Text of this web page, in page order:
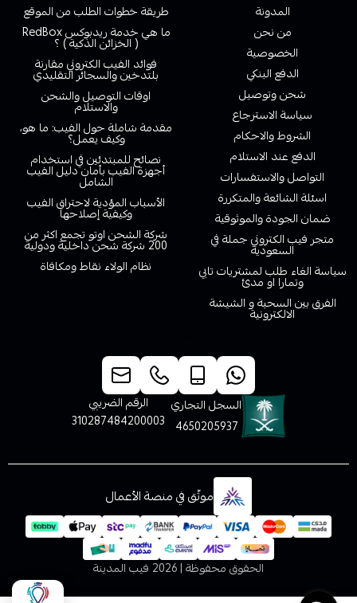
المدونة
من نحن
الخصوصية
الدفع البنكي
شحن وتوصيل
سياسة الاسترجاع
الشروط والاحكام
الدفع عند الاستلام
التواصل والاستفسارات
اسئلة الشائعة والمتكررة
ضمان الجودة والموثوقية
متجر فيب الكتروني جملة في
السعودية
سياسة الغاء طلب لمشتريات تابي
وتمارا او مدئ
الفرق بين السحبة و الشيشة
الالكترونية
طريقة خطوات الطلب من الموقع
ما هي خدمة ريدبوكس RedBox
( الخزائن الذكية ) ؟
فوائد الفيب الكتروني مقارنة
بلتدخين والسجائر التقليدي
اوقات التوصيل والشحن
والاستلام
مقدمة شاملة حول الفيب: ما هو،
وكيف يعمل؟
نصائح للمبتدئين في استخدام
أجهزة الفيب بأمان دليل الفيب
الشامل
الأسباب المؤدية لاحتراق الفيب
وكيفية إصلاحها
شركة الشحن اوتو تجمع اكثر من
200 شركة شحن داخلية ودولية
نظام الولاء نقاط ومكافاة
السجل التجاري
4650205937
الرقم الضريبي
310287484200003
موثّق في منصة الأعمال
الحقوق محفوظة | 2026 فيب المدينة